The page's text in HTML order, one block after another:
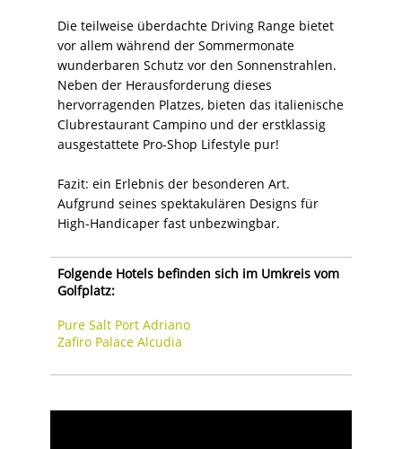
Die teilweise überdachte Driving Range bietet
vor allem während der Sommermonate
wunderbaren Schutz vor den Sonnenstrahlen.
Neben der Herausforderung dieses
hervorragenden Platzes, bieten das italienische
Clubrestaurant Campino und der erstklassig
ausgestattete Pro-Shop Lifestyle pur!
Fazit: ein Erlebnis der besonderen Art.
Aufgrund seines spektakulären Designs für
High-Handicaper fast unbezwingbar.
Folgende Hotels befinden sich im Umkreis vom
Golfplatz:
Pure Salt Port Adriano
Zafiro Palace Alcudia